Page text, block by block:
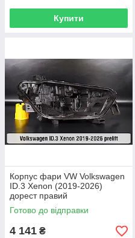
Купити
Корпус фари VW Volkswagen
ID.3 Xenon (2019-2026)
дорест правий
Готово до відправки
4 141 ₴